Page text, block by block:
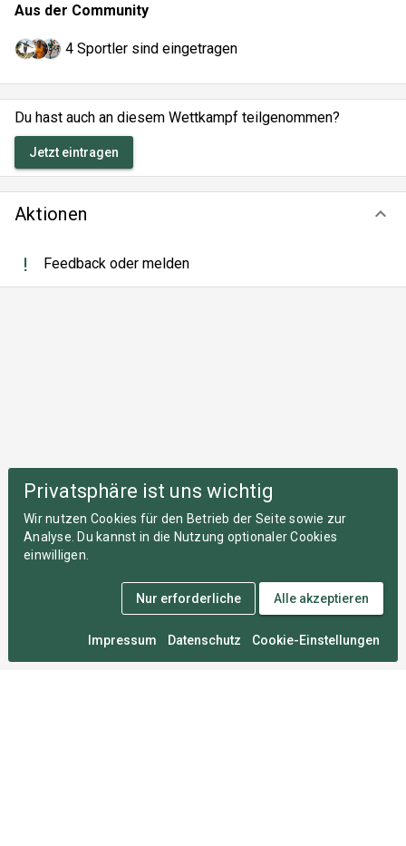
Aus der Community
4 Sportler sind eingetragen
Du hast auch an diesem Wettkampf teilgenommen?
Jetzt eintragen
Aktionen keyboard_arrow_down
Feedback oder melden
Privatsphäre ist uns wichtig
Wir nutzen Cookies für den Betrieb der Seite sowie zur
Analyse. Du kannst in die Nutzung optionaler Cookies
einwilligen.
Impressum Datenschutz Cookie-Einstellungen
Nur erforderliche Alle akzeptieren